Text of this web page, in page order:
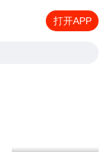
打开APP